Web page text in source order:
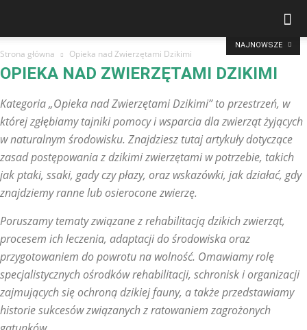
Strona główna Opieka nad Zwierzętami Dzikimi
OPIEKA NAD ZWIERZĘTAMI DZIKIMI
Kategoria „Opieka nad Zwierzętami Dzikimi” to przestrzeń, w
której zgłębiamy tajniki pomocy i wsparcia dla zwierząt żyjących
w naturalnym środowisku. Znajdziesz tutaj artykuły dotyczące
zasad postępowania z dzikimi zwierzętami w potrzebie, takich
jak ptaki, ssaki, gady czy płazy, oraz wskazówki, jak działać, gdy
znajdziemy ranne lub osierocone zwierzę.
Poruszamy tematy związane z rehabilitacją dzikich zwierząt,
procesem ich leczenia, adaptacji do środowiska oraz
przygotowaniem do powrotu na wolność. Omawiamy rolę
specjalistycznych ośrodków rehabilitacji, schronisk i organizacji
zajmujących się ochroną dzikiej fauny, a także przedstawiamy
historie sukcesów związanych z ratowaniem zagrożonych
NAJNOWSZE